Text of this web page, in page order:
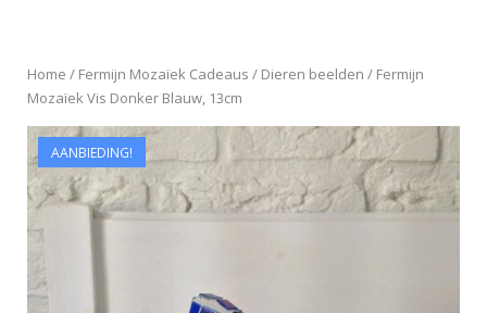
Home / Fermijn Mozaïek Cadeaus / Dieren beelden / Fermijn
Mozaïek Vis Donker Blauw, 13cm
AANBIEDING!